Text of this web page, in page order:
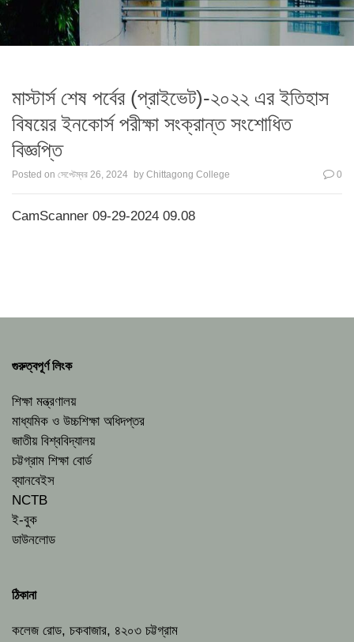
মাস্টার্স শেষ পর্বের (প্রাইভেট)-২০২২ এর ইতিহাস
বিষয়ের ইনকোর্স পরীক্ষা সংক্রান্ত সংশোধিত
বিজ্ঞপ্তি
Posted on সেপ্টেম্বর 26, 2024 by Chittagong College 0
CamScanner 09-29-2024 09.08
গুরুত্বপূর্ণ লিংক
শিক্ষা মন্ত্রণালয়
মাধ্যমিক ও উচ্চশিক্ষা অধিদপ্তর
জাতীয় বিশ্ববিদ্যালয়
চট্টগ্রাম শিক্ষা বোর্ড
ব্যানবেইস
NCTB
ই-বুক
ডাউনলোড
ঠিকানা
কলেজ রোড, চকবাজার, ৪২০৩ চট্টগ্রাম